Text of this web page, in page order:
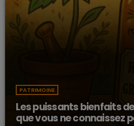
PATRIMOINE
Les puissants bienfaits
que vous ne connaissez